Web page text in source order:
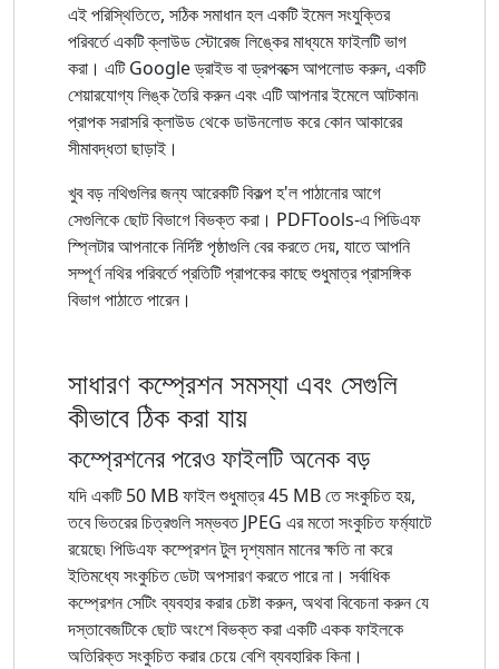
এই পরিস্থিতিতে, সঠিক সমাধান হল একটি ইমেল সংযুক্তির
পরিবর্তে একটি ক্লাউড স্টোরেজ লিঙ্কের মাধ্যমে ফাইলটি ভাগ
করা। এটি Google ড্রাইভ বা ড্রপবক্সে আপলোড করুন, একটি
শেয়ারযোগ্য লিঙ্ক তৈরি করুন এবং এটি আপনার ইমেলে আটকান৷
প্রাপক সরাসরি ক্লাউড থেকে ডাউনলোড করে কোন আকারের
সীমাবদ্ধতা ছাড়াই।
খুব বড় নথিগুলির জন্য আরেকটি বিকল্প হ'ল পাঠানোর আগে
সেগুলিকে ছোট বিভাগে বিভক্ত করা। PDFTools-এ পিডিএফ
স্প্লিটার আপনাকে নির্দিষ্ট পৃষ্ঠাগুলি বের করতে দেয়, যাতে আপনি
সম্পূর্ণ নথির পরিবর্তে প্রতিটি প্রাপকের কাছে শুধুমাত্র প্রাসঙ্গিক
বিভাগ পাঠাতে পারেন।
সাধারণ কম্প্রেশন সমস্যা এবং সেগুলি
কীভাবে ঠিক করা যায়
কম্প্রেশনের পরেও ফাইলটি অনেক বড়
যদি একটি 50 MB ফাইল শুধুমাত্র 45 MB তে সংকুচিত হয়,
তবে ভিতরের চিত্রগুলি সম্ভবত JPEG এর মতো সংকুচিত ফর্ম্যাটে
রয়েছে৷ পিডিএফ কম্প্রেশন টুল দৃশ্যমান মানের ক্ষতি না করে
ইতিমধ্যে সংকুচিত ডেটা অপসারণ করতে পারে না। সর্বাধিক
কম্প্রেশন সেটিং ব্যবহার করার চেষ্টা করুন, অথবা বিবেচনা করুন যে
দস্তাবেজটিকে ছোট অংশে বিভক্ত করা একটি একক ফাইলকে
অতিরিক্ত সংকুচিত করার চেয়ে বেশি ব্যবহারিক কিনা।